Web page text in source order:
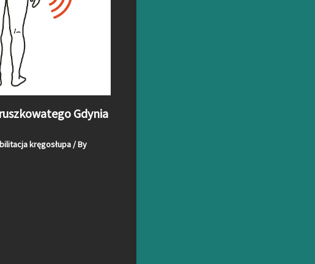
Gdynia
kręgosłupa/ By